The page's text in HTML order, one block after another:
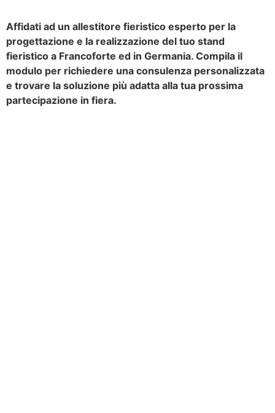
Affidati ad un allestitore fieristico esperto per la
progettazione e la realizzazione del tuo stand
fieristico a Francoforte ed in Germania. Compila il
modulo per richiedere una consulenza personalizzata
e trovare la soluzione più adatta alla tua prossima
partecipazione in fiera.